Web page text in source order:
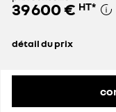
39 600 € HT*
détail du prix